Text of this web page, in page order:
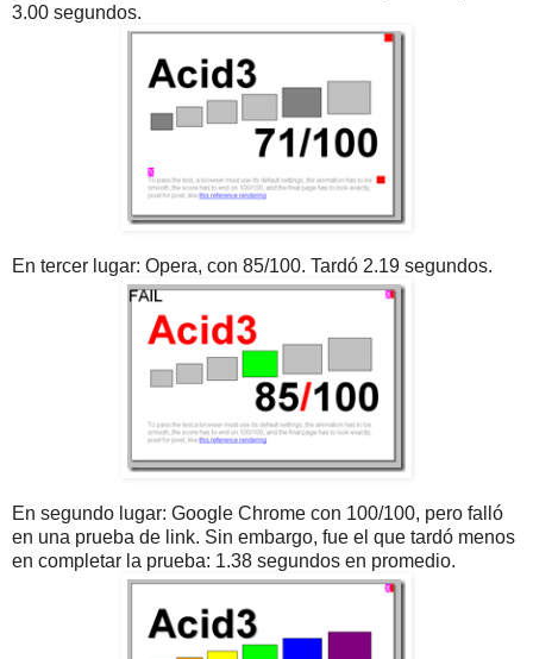
3.00 segundos.
En tercer lugar: Opera, con 85/100. Tardó 2.19 segundos.
En segundo lugar: Google Chrome con 100/100, pero falló
en una prueba de link. Sin embargo, fue el que tardó menos
en completar la prueba: 1.38 segundos en promedio.